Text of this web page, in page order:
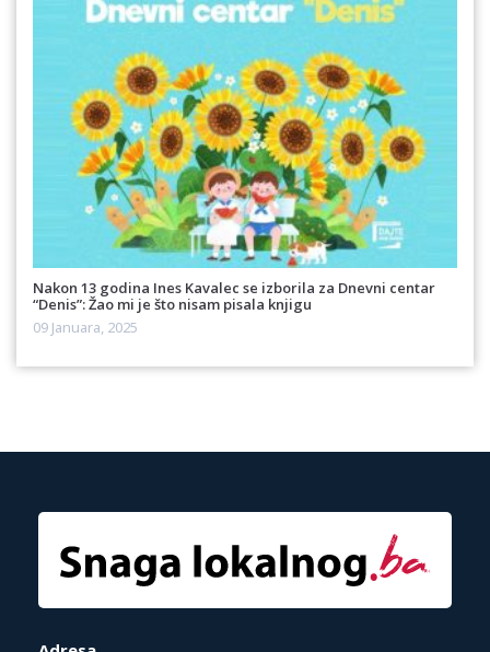
Nakon 13 godina Ines Kavalec se izborila za Dnevni centar
“Denis”: Žao mi je što nisam pisala knjigu
09 Januara, 2025